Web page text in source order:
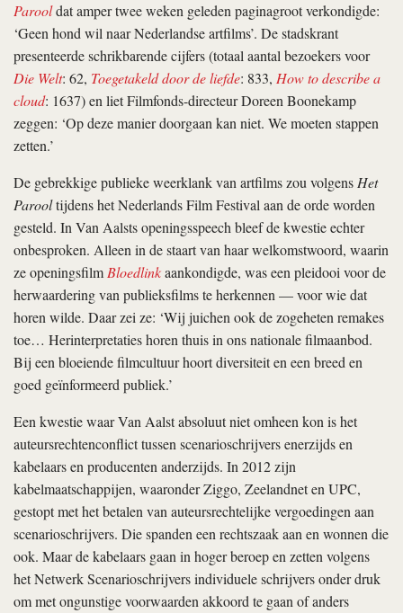
Parooldat amper twee weken geleden paginagroot verkondigde:
‘Geen hond wil naar Nederlandse artfilms’. De stadskrant
presenteerde schrikbarende cijfers (totaal aantal bezoekers voor
Die Welt: 62, Toegetakeld door de liefde: 833, How to describe a
cloud: 1637) en liet Filmfonds-directeur Doreen Boonekamp
zeggen: ‘Op deze manier doorgaan kan niet. We moeten stappen
zetten.’
De gebrekkige publieke weerklank van artfilms zou volgensHet
Parooltijdens het Nederlands Film Festival aan de orde worden
gesteld. In Van Aalsts openingsspeech bleef de kwestie echter
onbesproken. Alleen in de staart van haar welkomstwoord, waarin
ze openingsfilmBloedlinkaankondigde, was eenpleidooi voor de
herwaardering van publieksfilms te herkennen — voor wie dat
horen wilde. Daar zei ze: ‘Wij juichen ook de zogeheten remakes
toe… Herinterpretaties horen thuis in ons nationale filmaanbod.
Bij een bloeiende filmcultuur hoort diversiteit en een breed en
goed geïnformeerd publiek.’
Een kwestie waar Van Aalst absoluut niet omheen kon is het
auteursrechtenconflict tussen scenarioschrijvers enerzijds en
kabelaars en producenten anderzijds. In 2012 zijn
kabelmaatschappijen, waaronder Ziggo, Zeelandnet en UPC,
gestopt met het betalen van auteursrechtelijke vergoedingen aan
scenarioschrijvers. Die spanden een rechtszaak aan en wonnen die
ook. Maar de kabelaars gaan in hoger beroep en zetten volgens
het Netwerk Scenarioschrijvers individuele schrijvers onder druk
om met ongunstige voorwaarden akkoord te gaan of anders